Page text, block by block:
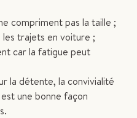
compriment pas la taille ;
trajets en voiture ;
car la fatigue peut
la détente, la convivialité
une bonne façon